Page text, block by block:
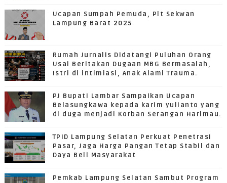
Ucapan Sumpah Pemuda, Plt Sekwan
Lampung Barat 2025
Rumah Jurnalis Didatangi Puluhan Orang
Usai Beritakan Dugaan MBG Bermasalah,
Istri di intimiasi, Anak Alami Trauma.
PJ Bupati Lambar Sampaikan Ucapan
Belasungkawa kepada karim yulianto yang
di duga menjadi Korban Serangan Harimau.
TPID Lampung Selatan Perkuat Penetrasi
Pasar, Jaga Harga Pangan Tetap Stabil dan
Daya Beli Masyarakat
Pemkab Lampung Selatan Sambut Program